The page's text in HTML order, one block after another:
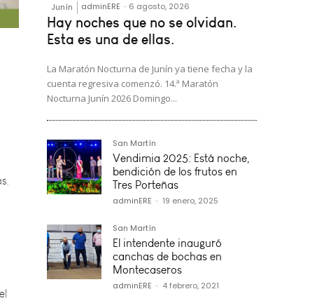
Junín adminERE - 6 agosto, 2026
Hay noches que no se olvidan.
Esta es una de ellas.
La Maratón Nocturna de Junín ya tiene fecha y la
cuenta regresiva comenzó. 14.ª Maratón
Nocturna Junín 2026 Domingo...
San Martín
Vendimia 2025: Está noche,
bendición de los frutos en
Tres Porteñas
adminERE - 19 enero, 2025
San Martín
El intendente inauguró
canchas de bochas en
Montecaseros
adminERE - 4 febrero, 2021